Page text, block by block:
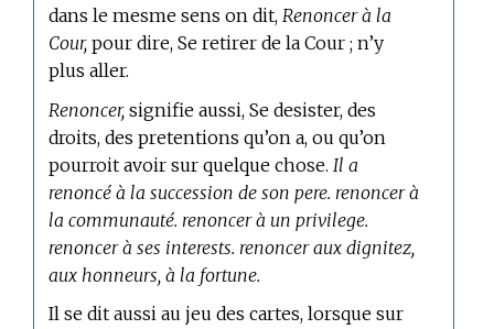
dans le mesme sens on dit, Renoncer à la
Cour, pour dire, Se retirer de la Cour ; n’y
plus aller.
Renoncer, signifie aussi, Se desister, des
droits, des pretentions qu’on a, ou qu’on
pourroit avoir sur quelque chose. Il a
renoncé à la succession de son pere. renoncer à
la communauté. renoncer à un privilege.
renoncer à ses interests. renoncer aux dignitez,
aux honneurs, à la fortune.
Il se dit aussiau jeu des cartes, lorsque sur